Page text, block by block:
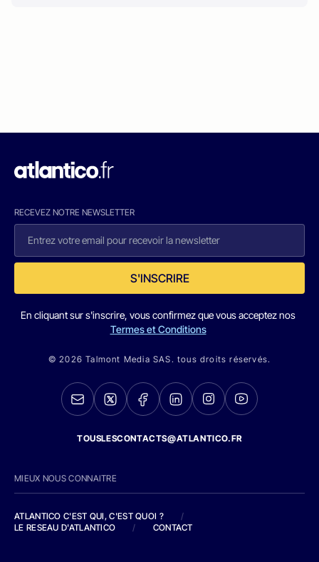
RECEVEZ NOTRE NEWSLETTER
S'INSCRIRE
En cliquant sur s'inscrire, vous confirmez que vous acceptez nos
Termes et Conditions
© 2026 Talmont Media SAS. tous droits réservés.
TOUSLESCONTACTS@ATLANTICO.FR
MIEUX NOUS CONNAITRE
ATLANTICO C'EST QUI, C'EST QUOI ?
/
LE RESEAU D'ATLANTICO
/ CONTACT